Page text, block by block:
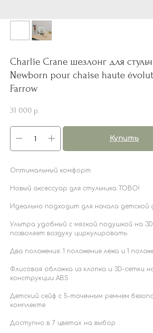
Charlie Crane шезлонг для
Newborn pour chaise haute
Farrow
31 000 р.
Купить
Оптимальный комфорт
Новый аксессуар для стульчика TOBO!
Идеально подходит для начала детской
Ультра удобный с мягкой подушкой на
позволяет воздуху циркулировать
Два положения: 1 положение лежа и 1
Флисовая обложка из хлопка и 3D-сетки
конструкции ABS
Детский сейф с 5-точечным ремнем
комплекте
Доступно в 7 цветах на выбор